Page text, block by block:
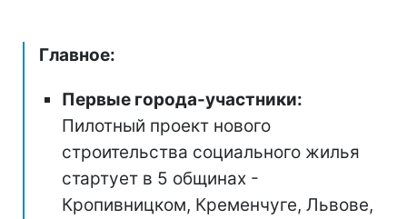
Главное:
Первые города-участники:
Пилотный проект нового
строительства социального жилья
стартует в 5 общинах -
Кропивницком, Кременчуге, Львове,